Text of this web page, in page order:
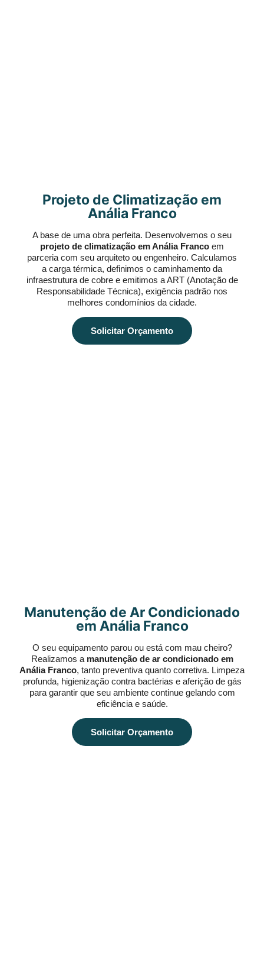
Projeto de Climatização em
Anália Franco
A base de uma obra perfeita. Desenvolvemos o seu
projeto de climatização em Anália Franco em
parceria com seu arquiteto ou engenheiro. Calculamos
a carga térmica, definimos o caminhamento da
infraestrutura de cobre e emitimos a ART (Anotação de
Responsabilidade Técnica), exigência padrão nos
melhores condomínios da cidade.
Solicitar Orçamento
Manutenção de Ar Condicionado
em Anália Franco
O seu equipamento parou ou está com mau cheiro?
Realizamos a manutenção de ar condicionado em
Anália Franco, tanto preventiva quanto corretiva. Limpeza
profunda, higienização contra bactérias e aferição de gás
para garantir que seu ambiente continue gelando com
eficiência e saúde.
Solicitar Orçamento